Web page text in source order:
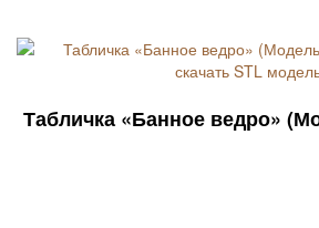
Табличка «Банное ведро»